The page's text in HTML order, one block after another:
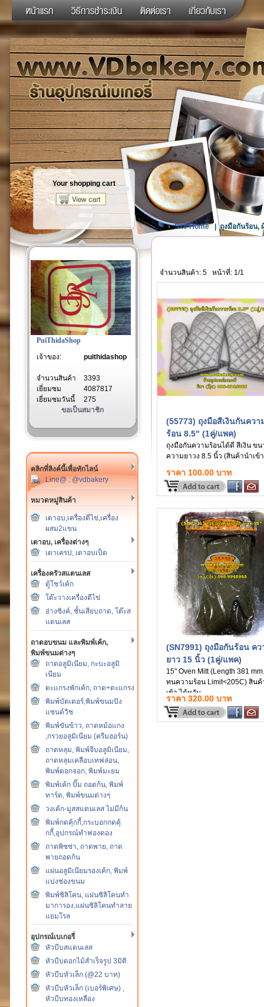
Your shopping cart
PuiThidaShop
เจ้าของ:
puithidashop
จำนวนสินค้า
3393
เยี่ยมชม
4087817
เยี่ยมชมวันนี้
275
ขอเป็นสมาชิก
คลิกที่ลิงค์นี้เพื่อทักไลน์
Line@ : @vdbakery
หมวดหมู่สินค้า
เตาอบ,เครื่องตีไข่,เครื่อง
ผสม2แขน
เตาอบ, เครื่องต่างๆ
เตาเครป, เตาอบเป็ด
เครื่องครัวสแตนเลส
ตู้โชว์เค้ก
โต๊ะวางเครื่องตีไข่
อ่างซิงค์, ชั้นเสียบถาด, โต๊ะส
แตนเลส
ถาดอบขนม และพิมพ์เค้ก,
พิมพ์ขนมต่างๆ
ถาดอลูมิเนียม, กะบะอลูมิ
เนียม
ตะแกรงพักเค้ก, ถาด+ตะแกรง
พิมพ์บัตเตอร์,พิมพ์ขนมปัง
แซนด์วิช
พิมพ์ขันข้าว, ถาดหม้อแกง
,กรวยอลูมิเนียม (ครีมฮอร์น)
ถาดหลุม, พิมพ์จีบอลูมิเนียม,
ถาดหลุมเคลือบเทฟล่อน,
พิมพ์ดอกจอก, พิมพ์มะยม
พิมพ์เค้ก ปั๊ม ถอดก้น, พิมพ์
ทาร์ต, พิมพ์ขนมต่างๆ
วงเค้ก-มูสสแตนเลส ไม่มีก้น
พิมพ์กดคุ้กกี้,กระบอกกดคุ้
กกี้,อุปกรณ์ทำฟองดอง
ถาดพิซซ่า, ถาดพาย, ถาด
พายถอดก้น
แผ่นอลูมิเนียมรองเค้ก, พิมพ์
แบ่งช่องขนม
พิมพ์ซิลิโคน, แผ่นซิลิโคนทำ
มาการอง,แผ่นซิลิโคนทำลาย
แยมโรล
อุปกรณ์เบเกอรี่
หัวบีบสแตนเลส
หัวบีบดอกไม้สำเร็จรูป 3มิติ
หัวบีบหัวเล็ก (@22 บาท)
หัวบีบหัวเล็ก (เบอร์พิเศษ) ,
หัวบีบทองเหลือง
Site Home|ถุงมือกันร้อน,
จำนวนสินค้า: 5 หน้าที่: 1/1
(55773) ถุงมือสีเงินกันควา
ร้อน 8.5" (1คู่/แพค)
ถุงมือกันความร้อนได้ดี สีเงิน ขน
ความยาวง 8.5 นิ้ว (สินค้านำเข้
ราคา 100.00 บาท
(SN7991) ถุงมือกันร้อน คว
ยาว 15 นิ้ว (1คู่/แพค)
15" Oven Mitt (Length 381
ทนความร้อน Limit<205C) สินค้
เข้า ไต้หวัน
ราคา 320.00 บาท